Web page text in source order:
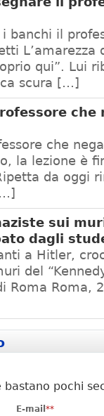
banchi il
L’amarezza
qui”. Lui
scura […]
che
che
la lezione è
da oggi
sui
dagli
a Hitler,
del
Roma Roma,
bastano pochi
E-mail **